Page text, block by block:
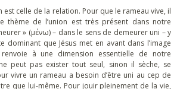
est celle de la relation. Pour que le rameau vive, il
thème de l’union est très présent dans notre
» (μένω) – dans le sens de demeurer uni – y
dominant que Jésus met en avant dans l’image
à une dimension essentielle de notre
peut pas exister tout seul, sinon il sèche, se
vivre un rameau a besoin d’être uni au cep de
que lui-même. Pour jouir pleinement de la vie,